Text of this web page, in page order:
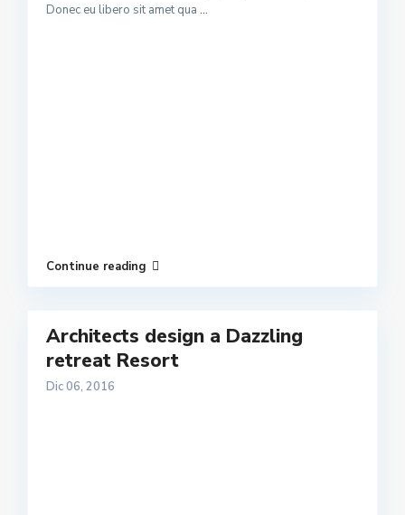
Donec eu libero sit amet qua ...
Continue reading
Architects design a Dazzling
retreat Resort
Dic 06, 2016